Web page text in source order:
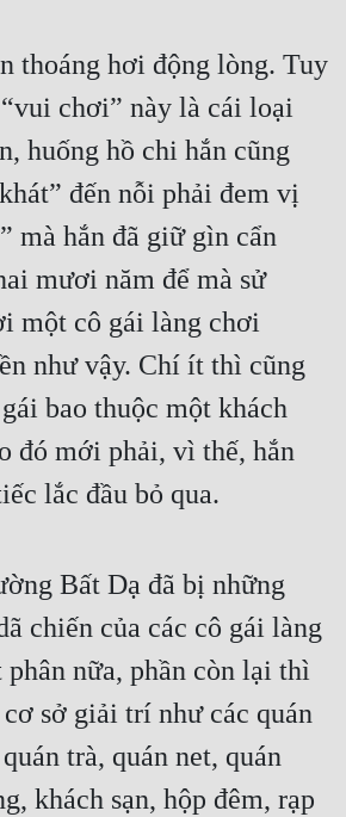
thoáng hơi động lòng. Tuy
chơi” này là cái loại
huống hồ chi hắn cũng
đến nỗi phải đem vị
mà hắn đã giữ gìn cẩn
mươi năm để mà sử
một cô gái làng chơi
như vậy. Chí ít thì cũng
bao thuộc một khách
đó mới phải, vì thế, hắn
lắc đầu bỏ qua.
Bất Dạ đã bị những
chiến của các cô gái làng
nữa, phần còn lại thì
sở giải trí như các quán
trà, quán net, quán
khách sạn, hộp đêm, rạp